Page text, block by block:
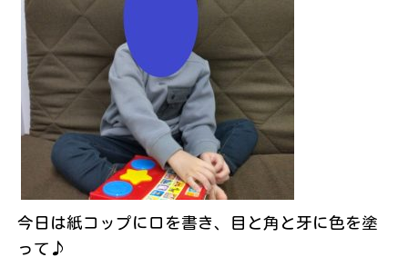
今日は紙コップに口を書き、目と角と牙に色を塗
って♪